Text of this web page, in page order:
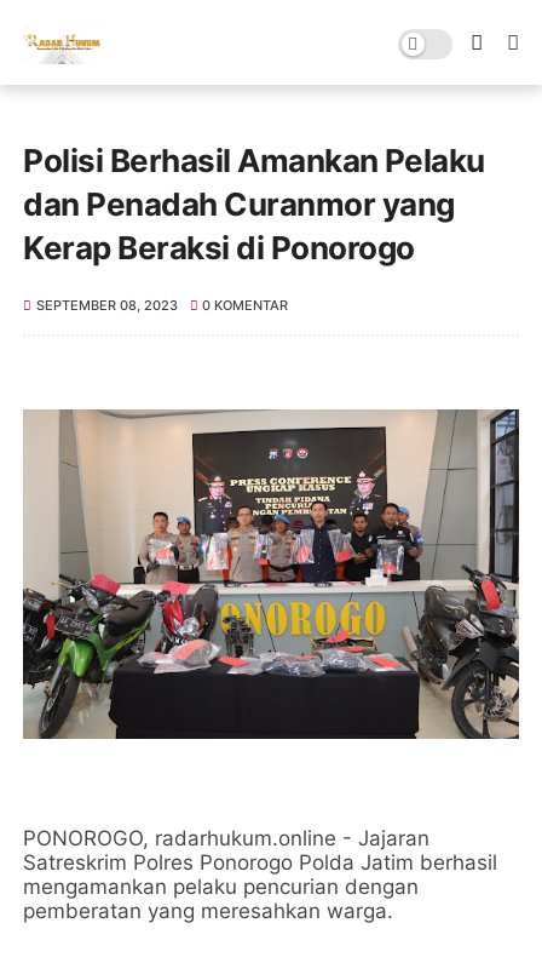
Polisi Berhasil Amankan Pelaku
dan Penadah Curanmor yang
Kerap Beraksi di Ponorogo
SEPTEMBER 08, 2023 0 KOMENTAR
PONOROGO, radarhukum.online - Jajaran
Satreskrim Polres Ponorogo Polda Jatim berhasil
mengamankan pelaku pencurian dengan
pemberatan yang meresahkan warga.